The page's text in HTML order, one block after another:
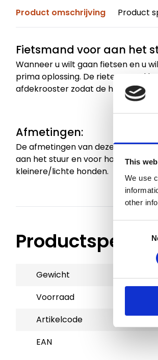
This
We use
other
Selection
Product omschrijving Product
Fietsmand voor aan het
Wanneer u wilt gaan fietsen en u
prima oplossing. De rieten mand
afdekrooster zodat de hond er niet
Afmetingen:
De afmetingen van deze
aan het stuur en voor honden tot
kleinere/lichte honden.
Gewicht
Voorraad
Artikelcode
EAN